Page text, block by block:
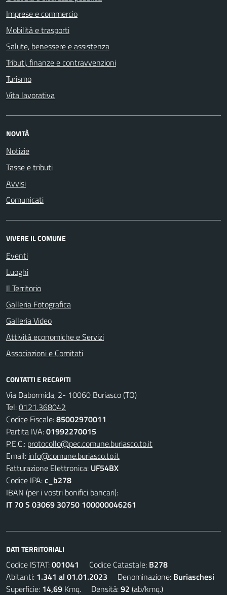
Imprese e commercio
Mobilità e trasporti
Salute, benessere e assistenza
Tributi, finanze e contravvenzioni
Turismo
Vita lavorativa
NOVITÀ
Notizie
Tasse e tributi
Avvisi
Comunicati
VIVERE IL COMUNE
Eventi
Luoghi
Il Territorio
Galleria Fotografica
Galleria Video
Attività economiche e Servizi
Associazioni e Comitati
CONTATTI E RECAPITI
Via Dabormida, 2- 10060 Buriasco (TO)
Tel:0121.368042
Codice Fiscale:85002970011
Partita IVA:01992270015
P.E.C.: protocollo@pec.comune.buriasco.to.it
Email: info@comune.buriasco.to.it
Fatturazione Elettronica: UF54BX
Codice IPA:c_b278
IBAN (per i vostri bonifici bancari):
IT 70 S 03069 30750 100000046261
DATI TERRITORIALI
Codice ISTAT:001041 Codice Catastale: B278
Abitanti: 1.341 al 01.01.2023 Denominazione: Buriaschesi
Superficie: 14,69 Kmq. Densità:92 (ab/kmq.)